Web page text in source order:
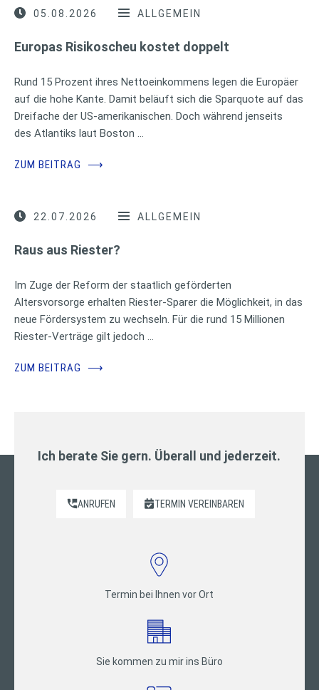
05.08.2026 ALLGEMEIN
Europas Risikoscheu kostet doppelt
Rund 15 Prozent ihres Nettoeinkommens legen die Europäer
auf die hohe Kante. Damit beläuft sich die Sparquote auf das
Dreifache der US-amerikanischen. Doch während jenseits
des Atlantiks laut Boston …
ZUM BEITRAG ⟶
22.07.2026 ALLGEMEIN
Raus aus Riester?
Im Zuge der Reform der staatlich geförderten
Altersvorsorge erhalten Riester-Sparer die Möglichkeit, in das
neue Fördersystem zu wechseln. Für die rund 15 Millionen
Riester-Verträge gilt jedoch …
ZUM BEITRAG ⟶
Ich berate Sie gern. Überall und jederzeit.
ANRUFEN TERMIN VEREINBAREN
Termin bei Ihnen vor Ort
Sie kommen zu mir ins Büro